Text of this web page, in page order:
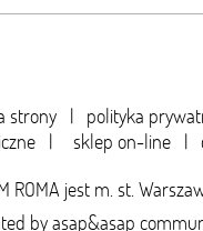
strony | polityka
| sklep on-line |
ROMA jest m. st.
byasap&asap